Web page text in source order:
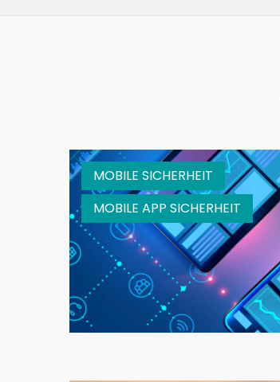
MOBILE SICHERHEIT
MOBILE APP SICHERHEIT